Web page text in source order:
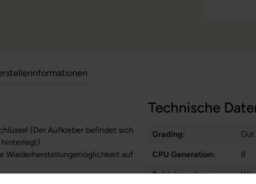
(Der Aufkleber befindet sich
hinterlegt)
Wiederherstellungsmöglichkeit auf
Kapazität liegt im Normalfall
Technische
Grading: Gut
CPU Generation: 8
Betriebssystem: